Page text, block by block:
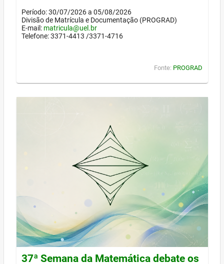
Período: 30/07/2026 a 05/08/2026
Divisão de Matrícula e Documentação (PROGRAD)
E-mail: matricula@uel.br
Telefone: 3371-4413 /3371-4716
Fonte: PROGRAD
37ª Semana da Matemática debate os